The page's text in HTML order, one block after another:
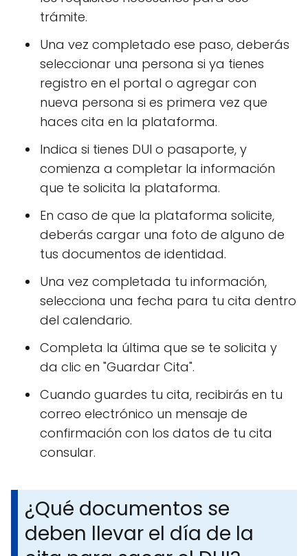
trámite.
Una vez completado ese paso, deberás
seleccionar una persona si ya tienes
registro en el portal o agregar con
nueva persona si es primera vez que
haces cita en la plataforma.
Indica si tienes DUI o pasaporte, y
comienza a completar la información
que te solicita la plataforma.
En caso de que la plataforma solicite,
deberás cargar una foto de alguno de
tus documentos de identidad.
Una vez completada tu información,
selecciona una fecha para tu cita dentro
del calendario.
Completa la última que se te solicita y
da clic en "Guardar Cita".
Cuando guardes tu cita, recibirás en tu
correo electrónico un mensaje de
confirmación con los datos de tu cita
consular.
¿Qué documentos se
deben llevar el día de la